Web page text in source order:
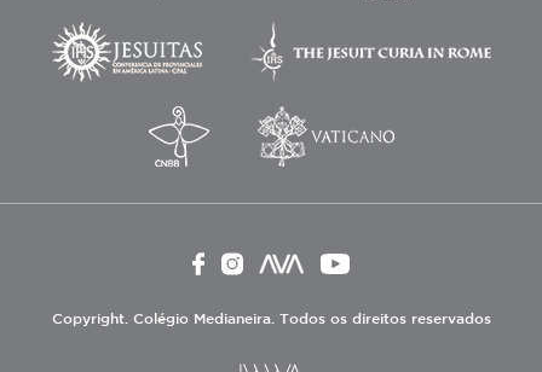
Copyright. Colégio Medianeira. Todos os direitos reservados